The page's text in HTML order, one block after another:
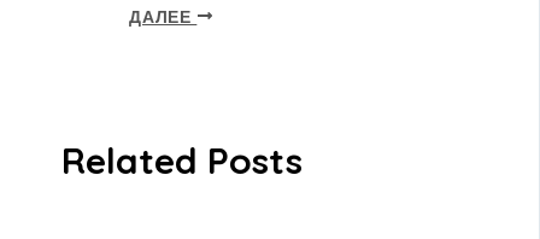
ДАЛЕЕ
Related Posts